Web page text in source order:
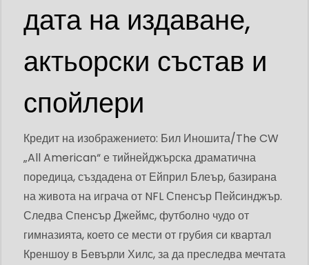
дата на издаване,
актьорски състав и
спойлери
Кредит на изображението: Бил Иношита/The CW
„All American“ е тийнейджърска драматична
поредица, създадена от Ейприл Блеър, базирана
на живота на играча от NFL Спенсър Пейсинджър.
Следва Спенсър Джеймс, футболно чудо от
гимназията, което се мести от грубия си квартал
Креншоу в Бевърли Хилс, за да преследва мечтата